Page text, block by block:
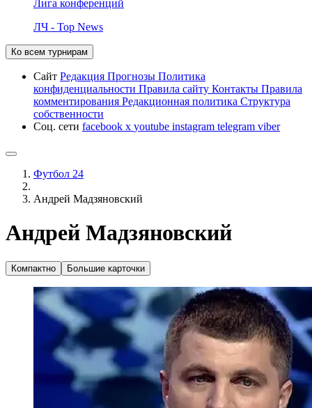
Лига конференций
ЛЧ - Top News
Ко всем турнирам
Сайт Редакция Прогнозы Политика
конфиденциальности Правила сайту Контакты Правила
комментирования Редакционная политика Структура
собственности
Соц. сети facebook x youtube instagram telegram viber
Футбол 24
Андрей Мадзяновский
Андрей Мадзяновский
Компактно Большие карточки